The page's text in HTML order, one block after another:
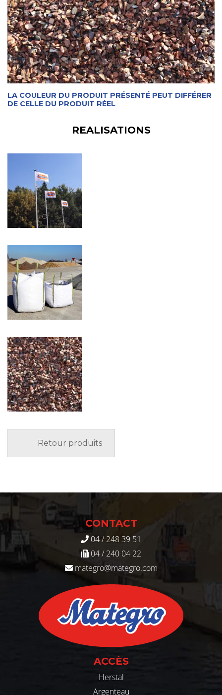
LA COULEUR DU PRODUIT PRÉSENTÉ PEUT DIFFÉRER
DE CELLE DU PRODUIT RÉEL
REALISATIONS
Retour produits
CONTACT
04 / 248 39 51
04 / 240 04 22
mategro@mategro.com
ACCÈS
Herstal
Argenteau